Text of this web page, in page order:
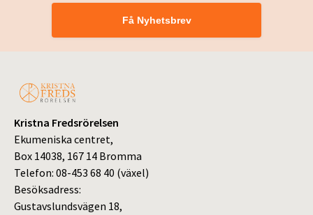
Få Nyhetsbrev
Kristna Fredsrörelsen
Ekumeniska centret,
Box 14038, 167 14 Bromma
Telefon: 08-453 68 40 (växel)
Besöksadress:
Gustavslundsvägen 18,